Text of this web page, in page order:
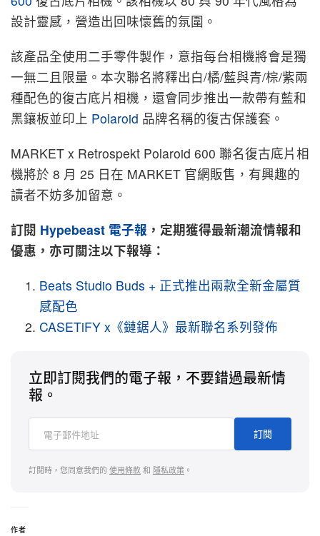
設計靈感，營造出回味懷舊的氛圍。
該產品全使用二手零件製作，意指每台相機將會是獨
一無二且限量。本次聯名將釋出白/橘/藍與青/棕/紫兩
種配色的復古底片相機，還會同步推出一款帶有藍和
黑鑲板並印上 Polaroid 品牌名稱的復古保護套。
MARKET x Retrospekt Polaroid 600 聯名復古底片相
機將於 8 月 25 日在 MARKET 官網販售，有興趣的
讀者不妨多加留意。
訂閱 Hypebeast 電子報 ，定期獲得最新潮流情報和
優惠，亦可關注以下報導：
Beats Studio Buds + 正式推出兩款全新金屬質
感配色
CASETiFY x《鏈鋸人》最新聯名系列發佈
立即訂閱我們的電子報，不要錯過最新情
報。
訂閱
訂閱時，您同意我們的 使用條款和 隱私政策 。
作者